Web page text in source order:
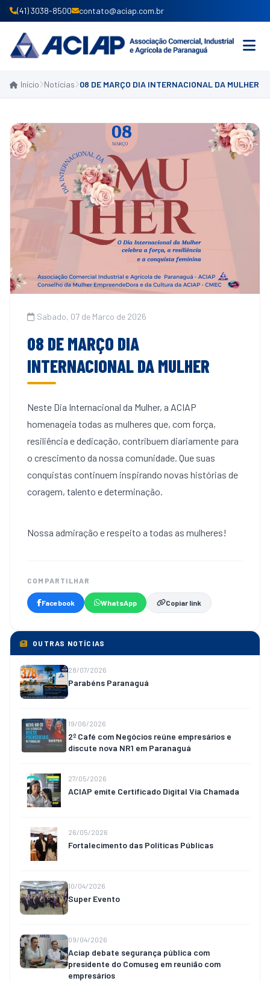
(41) 3038-8500 contato@aciap.com.br
INICIO
PRODUTOS E SERVIÇOS
ASSOCIE-SE
CONVÊNIOS
NOTÍCIAS
Início Notícias 08 DE MARÇO DIA INTERNACIONAL DA MULHER
Sabado, 07 de Marco de 2026
08 DE MARÇO DIA
INTERNACIONAL DA MULHER
Neste Dia Internacional da Mulher, a ACIAP
homenageia todas as mulheres que, com força,
resiliência e dedicação, contribuem diariamente para
o crescimento da nossa comunidade. Que suas
conquistas continuem inspirando novas histórias de
coragem, talento e determinação.
Nossa admiração e respeito a todas as mulheres!
COMPARTILHAR
Facebook WhatsApp Copiar link
OUTRAS NOTÍCIAS
28/07/2026
Parabéns Paranaguá
19/06/2026
2º Café com Negócios reúne empresários e
discute nova NR1 em Paranaguá
27/05/2026
ACIAP emite Certificado Digital Via Chamada
26/05/2026
Fortalecimento das Políticas Públicas
10/04/2026
Super Evento
09/04/2026
Aciap debate segurança pública com
presidente do Comuseg em reunião com
empresários